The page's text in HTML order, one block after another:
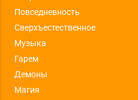
Повседневность
Сверхъестественное
Музыка
Гарем
Демоны
Магия